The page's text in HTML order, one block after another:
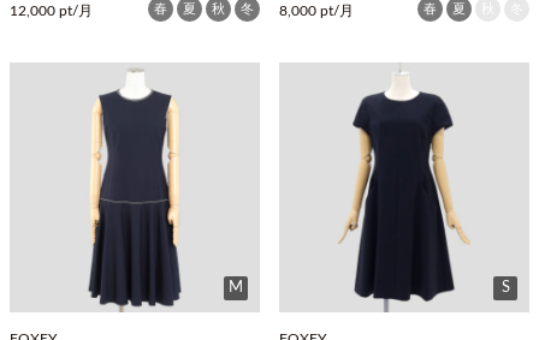
12,000 pt/月 春 夏 秋 冬 8,000 pt/月 春 夏
M S